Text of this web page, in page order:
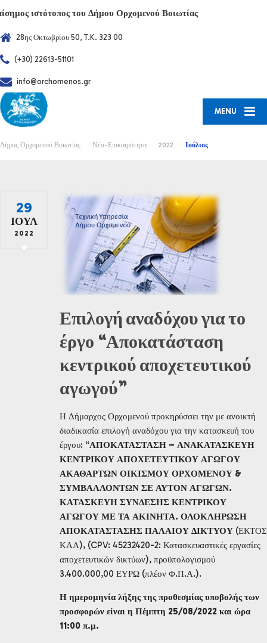
ιστότοπος του Δήμου Ορχομενού Βοιωτίας
28ης Οκτωβρίου 50, T.K. 323 00
(+30) 22613-51101
info@orchomenos.gr
MENU
Δήμος Ορχομενού Βοιωτίας Νέα-Επικαιρότητα 2022 Ιούλιος
29
ΙΟΎΛ
2022
Επιλογή αναδόχου για το
έργο “Αποκατάσταση
κεντρικού αποχετευτικού
αγωγού”
Η Δήμαρχος Ορχομενού προκηρύσσει την με ανοικτή
διαδικασία επιλογή αναδόχου για την κατασκευή του
έργου: “ΑΠΟΚΑΤΑΣΤΑΣΗ – ΑΝΑΚΑΤΑΣΚΕΥΗ
ΚΕΝΤΡΙΚΟΥ ΑΠΟΧΕΤΕΥΤΙΚΟΥ ΑΓΩΓΟΥ
ΑΚΑΘΑΡΤΩΝ ΟΙΚΙΣΜΟΥ ΟΡΧΟΜΕΝΟΥ &
ΣΥΜΒΑΛΛΟΝΤΩΝ ΣΕ ΑΥΤΟΝ ΑΓΩΓΩΝ.
ΚΑΤΑΣΚΕΥΗ ΣΥΝΔΕΣΗΣ ΚΕΝΤΡΙΚΟΥ
ΑΓΩΓΟΥ ΜΕ ΤΑ ΑΚΙΝΗΤΑ. ΟΛΟΚΛΗΡΩΣΗ
ΑΠΟΚΑΤΑΣΤΑΣΗΣ ΠΑΛΑΙΟΥ ΔΙΚΤΥΟΥ (ΕΚΤΟΣ
ΚΑΑ), (CPV: 45232420-2: Κατασκευαστικές εργασίες
αποχετευτικών δικτύων), προϋπολογισμού
3.400.000,00 ΕΥΡΩ (πλέον Φ.Π.Α.).
Η ημερομηνία λήξης της προθεσμίας υποβολής των
προσφορών είναι η Πέμπτη 25/08/2022 και ώρα
11:00 π.μ.